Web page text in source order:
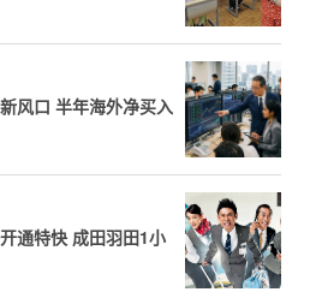
风口 半年海外净买入
通特快 成田羽田1小